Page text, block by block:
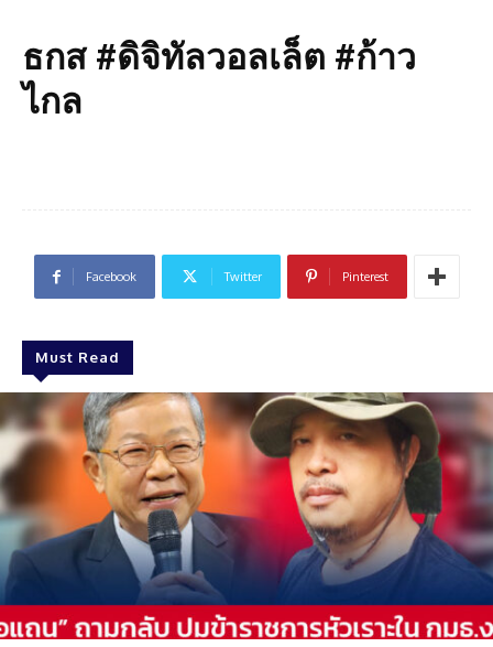
ธกส #ดิจิทัลวอลเล็ต #ก้าว
ไกล
Facebook Twitter Pinterest
Must Read